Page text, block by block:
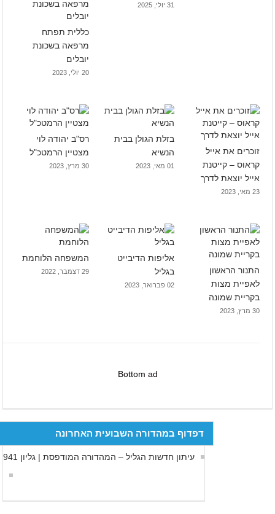
31 יולי, 2025
כללית תפתח
מרפאה בשכונת
יובלים
20 יולי, 2023
זוכרים את אייל
קראוס – קייטנת
אייל יוצאת לדרך
23 מאי, 2023
בזלת הגולן בבית
הנשיא
01 מאי, 2023
רס"ב יהודה לוי
מצטיין הרמטכ"ל
30 מרץ, 2023
התנור הראשון
לאפיית מצות
בקריית שמונה
30 מרץ, 2023
אליפות הדיבייט
בגליל
02 פברואר, 2023
המשפחה הלוחמת
29 דצמבר, 2022
Bottom ad
דפדוף במהדורה השבועית האחרונה
עיתון חדשות הגליל – המהדורה המודפסת | גליון 941